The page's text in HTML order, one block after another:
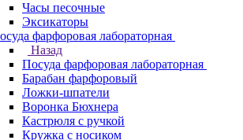
Часы песочные
Эксикаторы
фарфоровая лабораторная
Назад
Посуда фарфоровая лабораторная
Барабан фарфоровый
Ложки-шпатели
Воронка Бюхнера
Кастрюля с ручкой
Кружка с носиком